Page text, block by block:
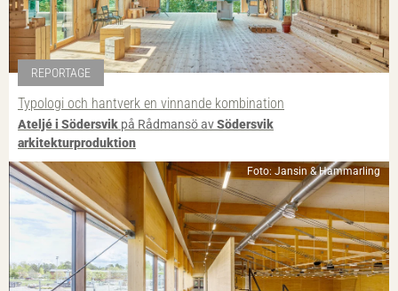
REPORTAGE
Typologi och hantverk en vinnande kombination
Ateljé i Södersvik på Rådmansö avSödersvik
arkitekturproduktion
Foto: Jansin & Hammarling